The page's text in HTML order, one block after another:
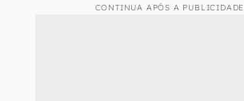
CONTINUA APÓS A PUBLICIDADE